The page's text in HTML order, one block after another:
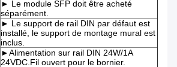
► Le module SFP doit être acheté
séparément.
► Le support de rail DIN par défaut est
installé, le support de montage mural est
inclus.
►Alimentation sur rail DIN 24W/1A
24VDC.Fil ouvert pour le bornier.